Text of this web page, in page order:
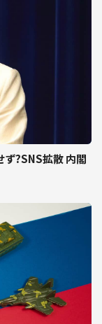
?SNS拡散 内閣